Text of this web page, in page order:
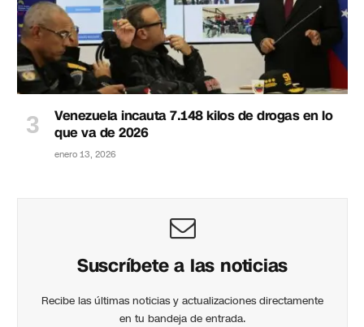
Venezuela incauta 7.148 kilos de drogas en lo
que va de 2026
enero 13, 2026
Suscríbete a las noticias
Recibe las últimas noticias y actualizaciones directamente
en tu bandeja de entrada.